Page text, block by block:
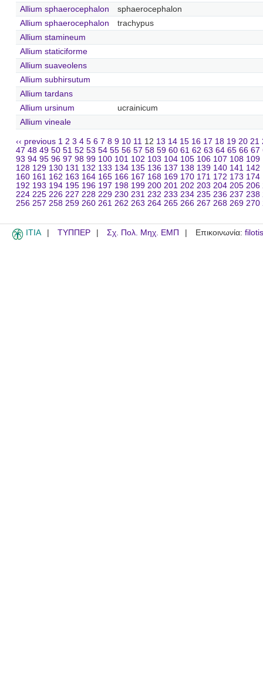
Allium sphaerocephalon
sphaerocephalon
Allium sphaerocephalon
trachypus
Allium stamineum
Allium staticiforme
Allium suaveolens
Allium subhirsutum
Allium tardans
Allium ursinum
ucrainicum
Allium vineale
‹‹ previous 1 2 3 4 5 6 7 8 9 10 11 12 13 14 15 16 17 18 19 20 21
47 48 49 50 51 52 53 54 55 56 57 58 59 60 61 62 63 64 65 66 67
93 94 95 96 97 98 99 100 101 102 103 104 105 106 107 108 109
128 129 130 131 132 133 134 135 136 137 138 139 140 141 142
160 161 162 163 164 165 166 167 168 169 170 171 172 173 174
192 193 194 195 196 197 198 199 200 201 202 203 204 205 206
224 225 226 227 228 229 230 231 232 233 234 235 236 237 238
256 257 258 259 260 261 262 263 264 265 266 267 268 269 270
ITIA ΤΥΠΠΕΡ Σχ. Πολ. Μηχ. ΕΜΠ Επικοινωνία: